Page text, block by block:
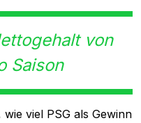
von
Saison
viel PSG als Gewinn